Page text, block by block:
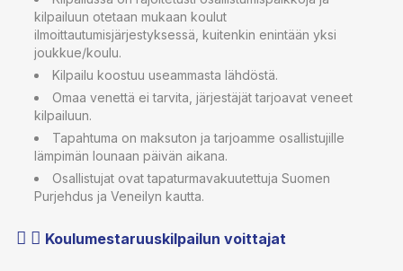
kilpailuun otetaan mukaan koulut
ilmoittautumisjärjestyksessä, kuitenkin enintään yksi
joukkue/koulu.
Kilpailu koostuu useammasta lähdöstä.
Omaa venettä ei tarvita, järjestäjät tarjoavat veneet
kilpailuun.
Tapahtuma on maksuton ja tarjoamme osallistujille
lämpimän lounaan päivän aikana.
Osallistujat ovat tapaturmavakuutettuja Suomen
Purjehdus ja Veneilyn kautta.
Koulumestaruuskilpailun voittajat